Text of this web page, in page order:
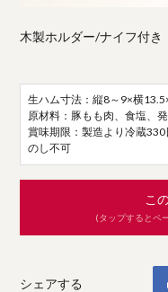
木製ホルダー/ナイフ付き
生ハム寸法：縦8～9×横
原材料：豚もも肉、食塩、
賞味期限：製造より冷蔵330
のし不可
こ
(タップするとペ
シェアする